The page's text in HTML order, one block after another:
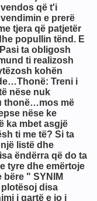
etj...